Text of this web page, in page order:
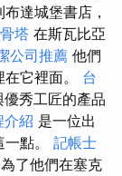
達城堡書店，
塔 在斯瓦比亞
公司推薦 他們
它裡面。 台
秀工匠的產品
介紹 是一位出
點。 記帳士
了他們在塞克